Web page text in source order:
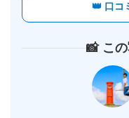
👑 口コ
📸 こ